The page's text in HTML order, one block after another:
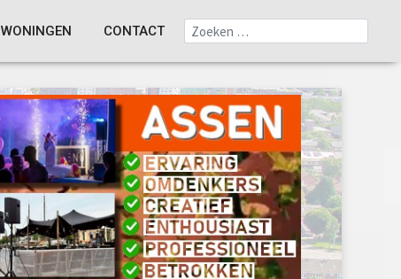
WONINGEN CONTACT